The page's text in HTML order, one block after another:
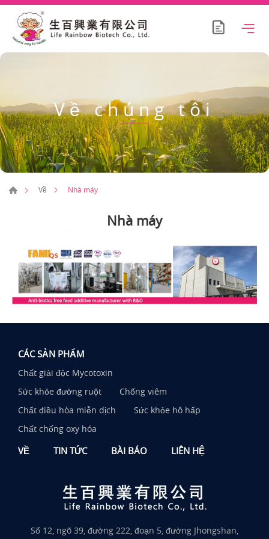
Về chúng tôi
Về Nhà máy
Nhà máy
CÁC SẢN PHẨM
Chất giải độc Mycotoxin
Sức khỏe đường ruột
Chống viêm
Chất điều hòa miễn dịch
Sức khỏe hô hấp
Chất chống oxy hóa
VỀ TIN TỨC BÀI BÁO LIÊN HỆ
Số 12, ngõ 39, đường 222, đoạn 5, đường Jhongshan,